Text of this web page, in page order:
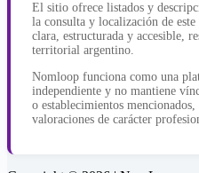
El sitio ofrece listados y
la consulta y localización de
clara, estructurada y accesible,
territorial argentino.
Nomloop funciona como una
independiente y no mantiene
o establecimientos
valoraciones de carácter